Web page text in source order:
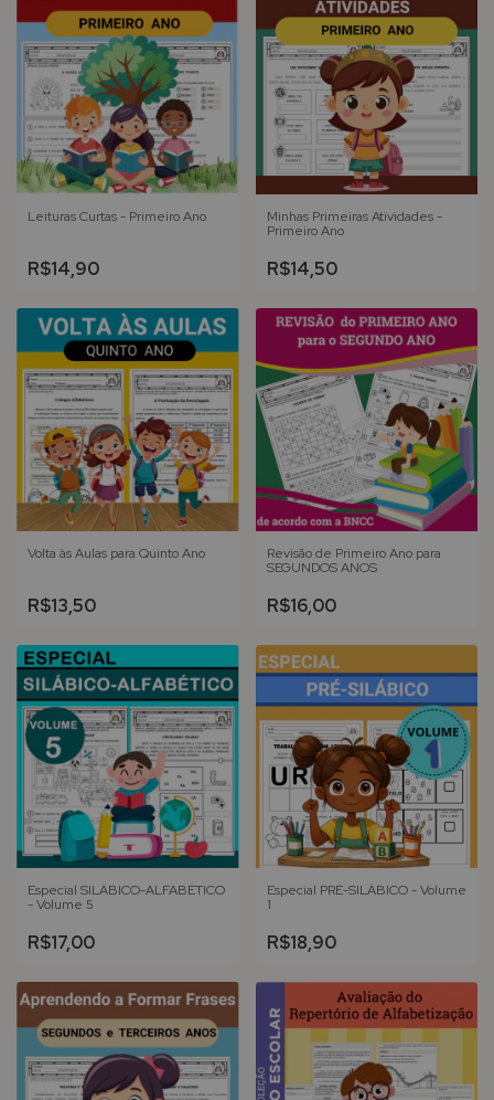
Leituras Curtas - Primeiro Ano
R$14,90
Minhas Primeiras Atividades -
Primeiro Ano
R$14,50
Volta às Aulas para Quinto Ano
R$13,50
Revisão de Primeiro Ano para
SEGUNDOS ANOS
R$16,00
Especial SILÁBICO-ALFABÉTICO
- Volume 5
R$17,00
Especial PRÉ-SILÁBICO - Volume
1
R$18,90